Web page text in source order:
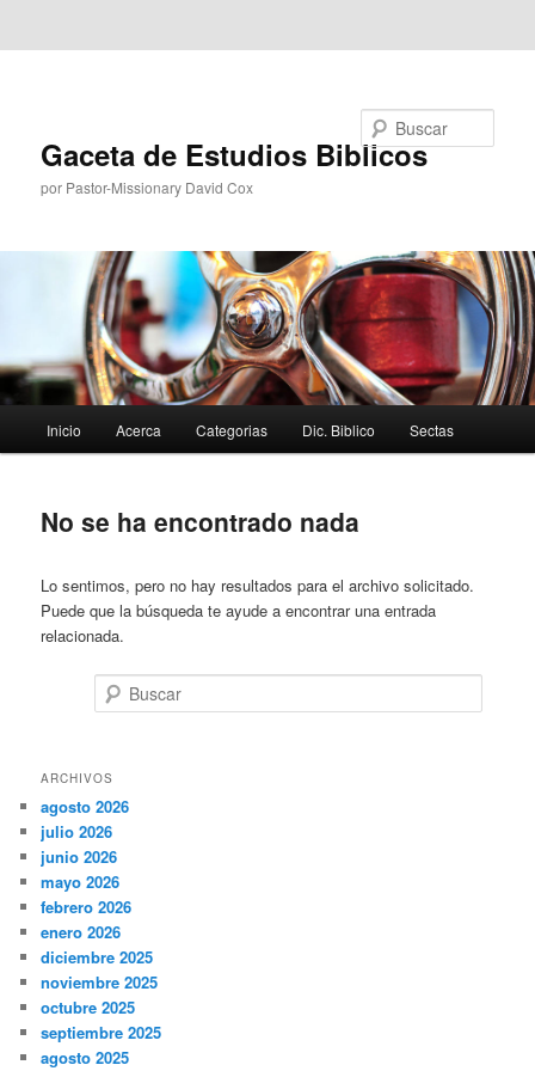
Gaceta de Estudios Biblicos
por Pastor-Missionary David Cox
principal
Inicio Acerca Categorias Dic. Biblico Sectas
No se ha encontrado nada
Lo sentimos, pero no hay resultados para el archivo solicitado.
Puede que la búsqueda te ayude a encontrar una entrada
relacionada.
ARCHIVOS
agosto 2026
julio 2026
junio 2026
mayo 2026
febrero 2026
enero 2026
diciembre 2025
noviembre 2025
octubre 2025
septiembre 2025
agosto 2025